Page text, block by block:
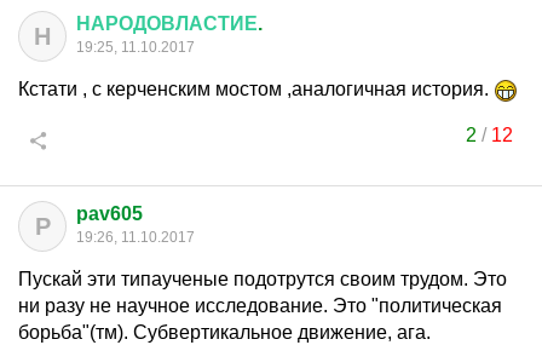
Н НАРОДОВЛАСТИЕ.
19:25, 11.10.2017
Кстати , с керченским мостом ,аналогичная история.
2 / 12
P pav605
19:26, 11.10.2017
Пускай эти типаученые подотрутся своим трудом. Это
ни разу не научное исследование. Это "политическая
борьба"(тм). Субвертикальное движение, ага.